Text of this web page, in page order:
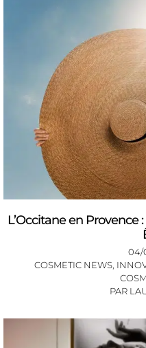
L’Occitane en Provence
04/
COSMETIC NEWS
PAR